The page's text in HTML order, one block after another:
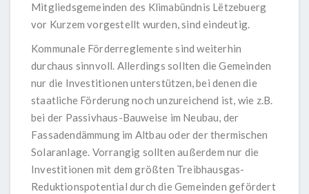
Mitgliedsgemeinden des Klimabündnis Lëtzebuerg
vor Kurzem vorgestellt wurden, sind eindeutig.
Kommunale Förderreglemente sind weiterhin
durchaus sinnvoll. Allerdings sollten die Gemeinden
nur die Investitionen unterstützen, bei denen die
staatliche Förderung noch unzureichend ist, wie z.B.
bei der Passivhaus-Bauweise im Neubau, der
Fassadendämmung im Altbau oder der thermischen
Solaranlage. Vorrangig sollten außerdem nur die
Investitionen mit dem größten Treibhausgas-
Reduktionspotential durch die Gemeinden gefördert